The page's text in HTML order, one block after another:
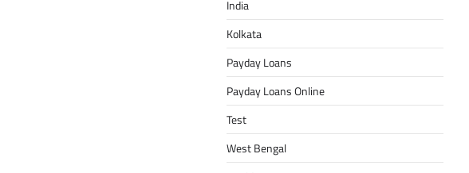
India
Kolkata
Payday Loans
Payday Loans Online
Test
West Bengal